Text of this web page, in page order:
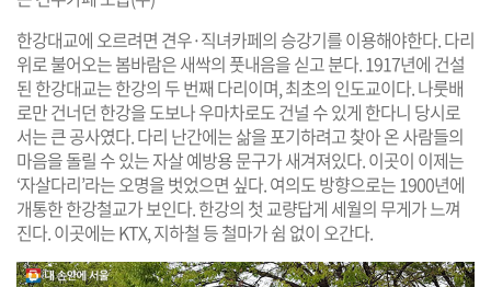
한강대교에 오르려면 견우·직녀카페의 승강기를 이용해야한다. 다리
위로 불어오는 봄바람은 새싹의 풋내음을 싣고 분다. 1917년에 건설
된 한강대교는 한강의 두 번째 다리이며, 최초의 인도교이다. 나룻배
로만 건너던 한강을 도보나 우마차로도 건널 수 있게 한다니 당시로
서는 큰 공사였다. 다리 난간에는 삶을 포기하려고 찾아 온 사람들의
마음을 돌릴 수 있는 자살 예방용 문구가 새겨져있다. 이곳이 이제는
‘자살다리’라는 오명을 벗었으면 싶다. 여의도 방향으로는 1900년에
개통한 한강철교가 보인다. 한강의 첫 교량답게 세월의 무게가 느껴
진다. 이곳에는 KTX, 지하철 등 철마가 쉼 없이 오간다.